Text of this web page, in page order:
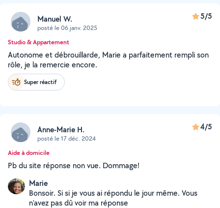
Manuel W.
posté le 06 janv. 2025
5/5
Studio & Appartement
Autonome et débrouillarde, Marie a parfaitement rempli son
rôle, je la remercie encore.
Super réactif
Anne-Marie H.
posté le 17 déc. 2024
4/5
Aide à domicile
Pb du site réponse non vue. Dommage!
Marie
Bonsoir. Si si je vous ai répondu le jour même. Vous
n'avez pas dû voir ma réponse